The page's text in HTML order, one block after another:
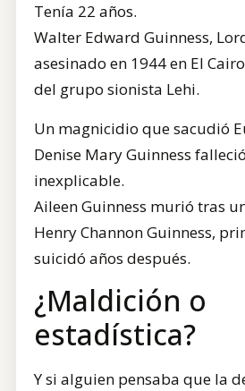
Tenía 22 años.
Walter Edward Guinness,
asesinado en 1944 en El
del grupo sionista Lehi.
Un magnicidio que sacudió
Denise Mary Guinness
inexplicable.
Aileen Guinness murió tras
Henry Channon Guinness,
suicidó años después.
¿Maldición o
estadística?
Y si alguien pensaba que la